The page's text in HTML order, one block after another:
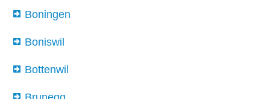
Boningen
Boniswil
Bottenwil